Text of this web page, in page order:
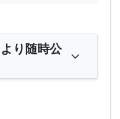
り随時公